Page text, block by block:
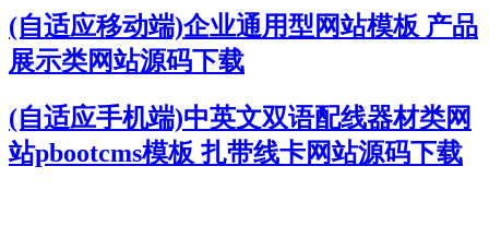
(自适应移动端)企业通用型网站模板 产品
展示类网站源码下载
(自适应手机端)中英文双语配线器材类网
站pbootcms模板 扎带线卡网站源码下载